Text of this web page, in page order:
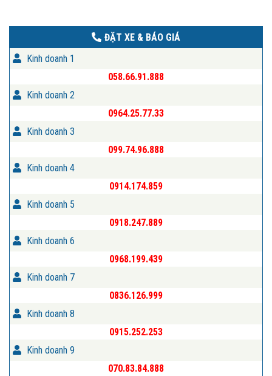
ĐẶT XE & BÁO GIÁ
Kinh doanh 1
058.66.91.888
Kinh doanh 2
0964.25.77.33
Kinh doanh 3
099.74.96.888
Kinh doanh 4
0914.174.859
Kinh doanh 5
0918.247.889
Kinh doanh 6
0968.199.439
Kinh doanh 7
0836.126.999
Kinh doanh 8
0915.252.253
Kinh doanh 9
070.83.84.888